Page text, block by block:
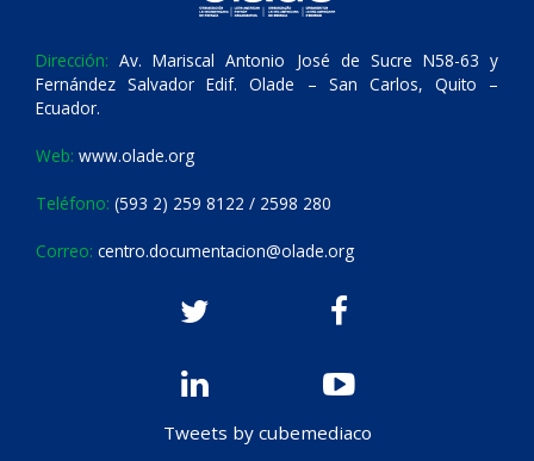
Dirección: Av. Mariscal Antonio José de Sucre N58-63 y
Fernández Salvador Edif. Olade – San Carlos, Quito –
Ecuador.
Web: www.olade.org
Teléfono: (593 2) 259 8122 / 2598 280
Correo: centro.documentacion@olade.org
Tweets by cubemediaco